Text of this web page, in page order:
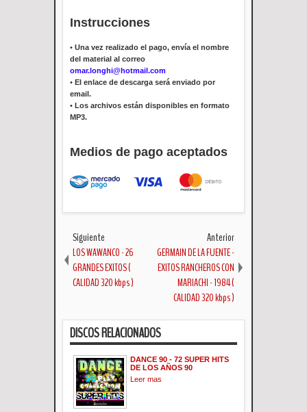
Instrucciones
• Una vez realizado el pago, envía el nombre
del material al correo
omar.longhi@hotmail.com
• El enlace de descarga será enviado por
email.
• Los archivos están disponibles en formato
MP3.
Medios de pago aceptados
Siguiente
LOS WAWANCO - 26
GRANDES EXITOS (
CALIDAD 320 kbps )
Anterior
GERMAIN DE LA FUENTE -
EXITOS RANCHEROS CON
MARIACHI - 1984 (
CALIDAD 320 kbps )
DISCOS RELACIONADOS
DANCE 90 - 72 SUPER HITS
DE LOS AÑOS 90
Leer mas